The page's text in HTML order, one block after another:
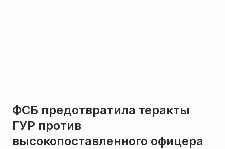
ФСБ предотвратила теракты
ГУР против
высокопоставленного офицера